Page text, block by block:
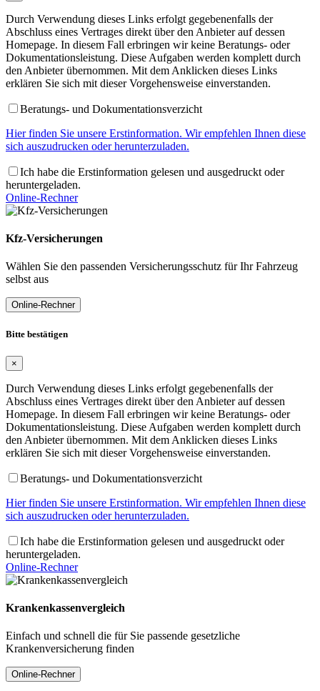
Durch Verwendung dieses Links erfolgt gegebenenfalls der
Abschluss eines Vertrages direkt über den Anbieter auf dessen
Homepage. In diesem Fall erbringen wir keine Beratungs- oder
Dokumentationsleistung. Diese Aufgaben werden komplett durch
den Anbieter übernommen. Mit dem Anklicken dieses Links
erklären Sie sich mit dieser Vorgehensweise einverstanden.
Beratungs- und Dokumentationsverzicht
Hier finden Sie unsere Erstinformation. Wir empfehlen Ihnen diese
sich auszudrucken oder herunterzuladen.
Ich habe die Erstinformation gelesen und ausgedruckt oder
heruntergeladen.
Online-Rechner
Kfz-Versicherungen
Wählen Sie den passenden Versicherungsschutz für Ihr Fahrzeug
selbst aus
Online-Rechner
Bitte bestätigen
×
Durch Verwendung dieses Links erfolgt gegebenenfalls der
Abschluss eines Vertrages direkt über den Anbieter auf dessen
Homepage. In diesem Fall erbringen wir keine Beratungs- oder
Dokumentationsleistung. Diese Aufgaben werden komplett durch
den Anbieter übernommen. Mit dem Anklicken dieses Links
erklären Sie sich mit dieser Vorgehensweise einverstanden.
Beratungs- und Dokumentationsverzicht
Hier finden Sie unsere Erstinformation. Wir empfehlen Ihnen diese
sich auszudrucken oder herunterzuladen.
Ich habe die Erstinformation gelesen und ausgedruckt oder
heruntergeladen.
Online-Rechner
Krankenkassenvergleich
Einfach und schnell die für Sie passende gesetzliche
Krankenversicherung finden
Online-Rechner